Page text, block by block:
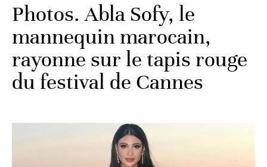
Photos. Abla Sofy, le
mannequin marocain,
rayonne sur le tapis rouge
du festival de Cannes